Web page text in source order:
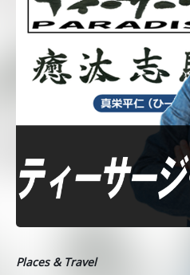
Places & Travel